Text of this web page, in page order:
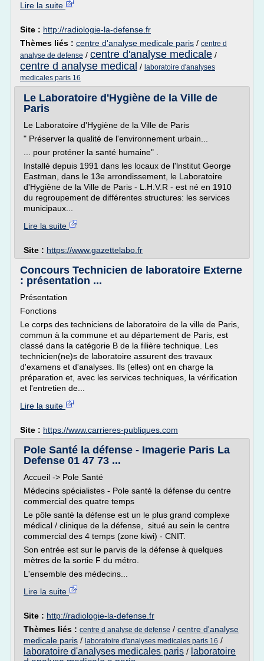
Lire la suite
Site : http://radiologie-la-defense.fr
Thèmes liés : centre d'analyse medicale paris / centre d
analyse de defense / centre d'analyse medicale /
centre d analyse medical / laboratoire d'analyses
medicales paris 16
Le Laboratoire d'Hygiène de la Ville de
Paris
Le Laboratoire d'Hygiène de la Ville de Paris
" Préserver la qualité de l'environnement urbain...
... pour proténer la santé humaine" .
Installé depuis 1991 dans les locaux de l'lnstitut George
Eastman, dans le 13e arrondissement, le Laboratoire
d'Hygiène de la Ville de Paris - L.H.V.R - est né en 1910
du regroupement de différentes structures: les services
municipaux...
Lire la suite
Site : https://www.gazettelabo.fr
Concours Technicien de laboratoire Externe
: présentation ...
Présentation
Fonctions
Le corps des techniciens de laboratoire de la ville de Paris,
commun à la commune et au département de Paris, est
classé dans la catégorie B de la filière technique. Les
technicien(ne)s de laboratoire assurent des travaux
d'examens et d'analyses. Ils (elles) ont en charge la
préparation et, avec les services techniques, la vérification
et l'entretien de...
Lire la suite
Site : https://www.carrieres-publiques.com
Pole Santé la défense - Imagerie Paris La
Defense 01 47 73 ...
Accueil -> Pole Santé
Médecins spécialistes - Pole santé la défense du centre
commercial des quatre temps
Le pôle santé la défense est un le plus grand complexe
médical / clinique de la défense, situé au sein le centre
commercial des 4 temps (zone kiwi) - CNIT.
Son entrée est sur le parvis de la défense à quelques
mètres de la sortie F du métro.
L'ensemble des médecins...
Lire la suite
Site : http://radiologie-la-defense.fr
Thèmes liés : centre d analyse de defense / centre d'analyse
medicale paris / laboratoire d'analyses medicales paris 16 /
laboratoire d'analyses medicales paris / laboratoire